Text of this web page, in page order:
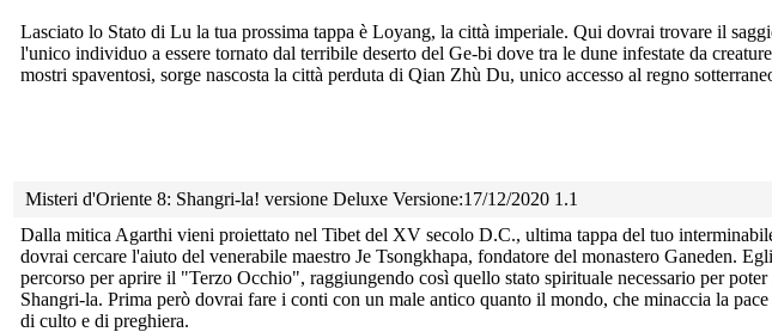
Lasciato lo Stato di Lu la tua prossima tappa è Loyang, la città imperiale. Qui dovrai trovare il
l'unico individuo a essere tornato dal terribile deserto del Ge-bi dove tra le dune infestate da
mostri spaventosi, sorge nascosta la città perduta di Qian Zhù Du, unico accesso al regno
Misteri d'Oriente 8: Shangri-la! versione Deluxe Versione:17/12/2020 1.1
Dalla mitica Agarthi vieni proiettato nel Tibet del XV secolo D.C., ultima tappa del tuo
dovrai cercare l'aiuto del venerabile maestro Je Tsongkhapa, fondatore del monastero Ganeden.
percorso per aprire il "Terzo Occhio", raggiungendo così quello stato spirituale necessario per poter
Shangri-la. Prima però dovrai fare i conti con un male antico quanto il mondo, che minaccia la
di culto e di preghiera.